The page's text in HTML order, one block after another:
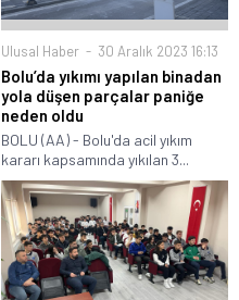
Ulusal Haber 30 Aralık 2023 16:13
Bolu’da yıkımı yapılan binadan
yola düşen parçalar paniğe
neden oldu
BOLU (AA) - Bolu'da acil yıkım
kararı kapsamında yıkılan 3...